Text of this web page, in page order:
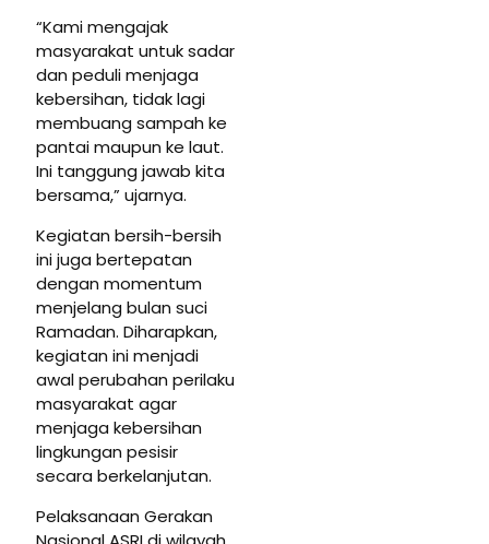
“Kami mengajak
masyarakat untuk sadar
dan peduli menjaga
kebersihan, tidak lagi
membuang sampah ke
pantai maupun ke laut.
Ini tanggung jawab kita
bersama,” ujarnya.
Kegiatan bersih-bersih
ini juga bertepatan
dengan momentum
menjelang bulan suci
Ramadan. Diharapkan,
kegiatan ini menjadi
awal perubahan perilaku
masyarakat agar
menjaga kebersihan
lingkungan pesisir
secara berkelanjutan.
Pelaksanaan Gerakan